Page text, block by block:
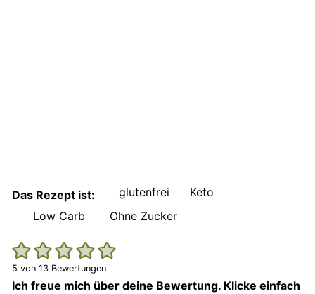
Das Rezept ist: glutenfrei
Keto
Low Carb
Ohne Zucker
5 von13 Bewertungen
Ich freue mich über deine Bewertung. Klicke einfach